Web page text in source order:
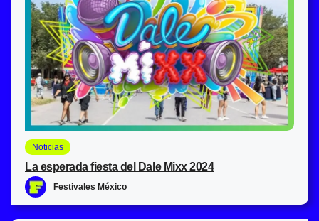
Noticias
La esperada fiesta del Dale Mixx 2024
Festivales México